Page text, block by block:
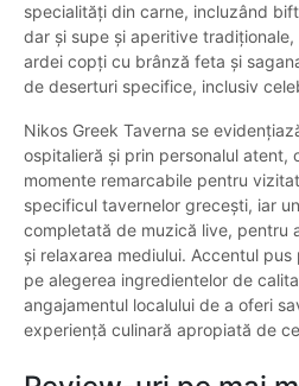
specialități din carne, incluzând
dar și supe și aperitive
ardei copți cu brânză feta și
de deserturi specifice, inclusiv
Nikos Greek Taverna se
ospitalieră și prin personalul atent,
momente remarcabile pentru
specificul tavernelor grecești, iar
completată de muzică live, pentru
și relaxarea mediului. Accentul
pe alegerea ingredientelor de
angajamentul localului de a oferi
experiență culinară apropiată de